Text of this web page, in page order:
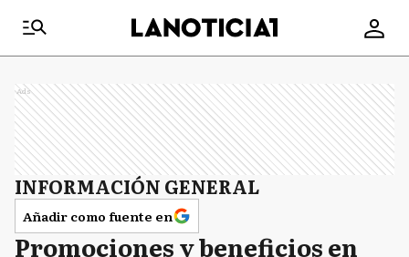
Ads
INFORMACIÓN GENERAL
Añadir como fuente en
Promociones y beneficios en